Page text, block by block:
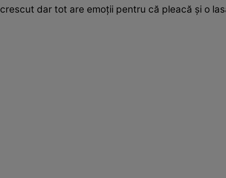
crescut dar tot are emoții pentru că pleacă și o